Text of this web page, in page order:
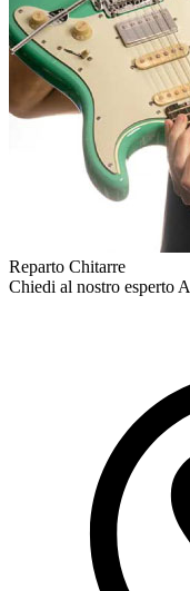
Reparto Chitarre
Chiedi al nostro esperto